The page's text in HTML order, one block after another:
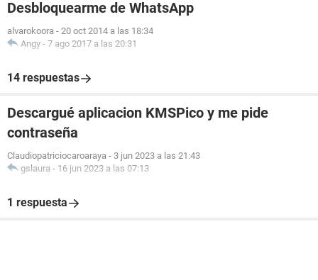
Desbloquearme de WhatsApp
alvarokoora - 20 oct 2014 a las 18:34
Angy - 7 ago 2017 a las 20:31
14 respuestas
Descargué aplicacion KMSPico y me pide
contraseña
Claudiopatriciocaroaraya - 3 jun 2023 a las 21:43
gslaura - 16 jun 2023 a las 07:13
1 respuesta